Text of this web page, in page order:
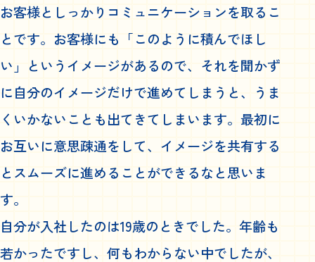
お客様としっかりコミュニケーションを取るこ
とです。お客様にも「このように積んでほし
い」というイメージがあるので、それを聞かず
に自分のイメージだけで進めてしまうと、うま
くいかないことも出てきてしまいます。最初に
お互いに意思疎通をして、イメージを共有する
とスムーズに進めることができるなと思いま
す。
自分が入社したのは19歳のときでした。年齢も
若かったですし、何もわからない中でしたが、